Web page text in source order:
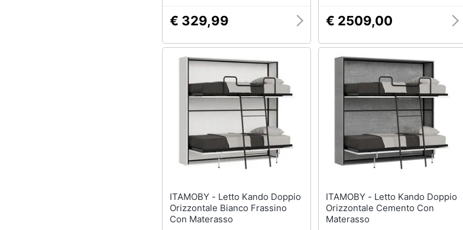
€ 329,99 € 2509,00
ITAMOBY - Letto Kando Doppio
Orizzontale Bianco Frassino
Con Materasso
ITAMOBY - Letto Kando Doppio
Orizzontale Cemento Con
Materasso